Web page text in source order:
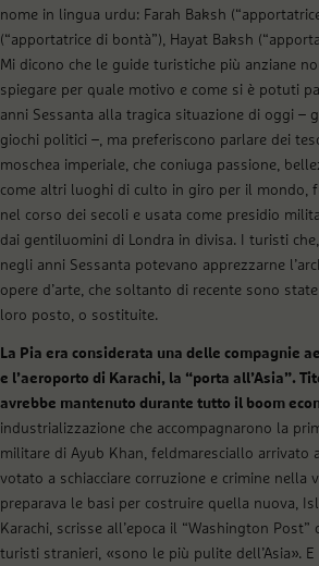
nome in lingua urdu: Farah Baksh
(“apportatrice di bontà”), Hayat Baksh
Mi dicono che le guide turistiche più anziane
spiegare per quale motivo e come si è potuti
anni Sessanta alla tragica situazione di oggi –
giochi politici –, ma preferiscono parlare dei
moschea imperiale, che coniuga passione,
come altri luoghi di culto in giro per il mondo,
nel corso dei secoli e usata come presidio
dai gentiluomini di Londra in divisa. I turisti
negli anni Sessanta potevano apprezzarne
opere d’arte, che soltanto di recente sono
loro posto, o sostituite.
La Pia era considerata una delle compagnie
e l’aeroporto di Karachi, la “porta all’Asia”.
avrebbe mantenuto durante tutto il boom
industrializzazione che accompagnarono la
militare di Ayub Khan, feldmaresciallo arrivato
votato a schiacciare corruzione e crimine nella
preparava le basi per costruire quella nuova,
Karachi, scrisse all’epoca il “Washington Post”
turisti stranieri, «sono le più pulite dell’Asia».